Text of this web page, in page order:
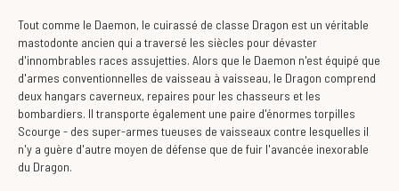
Tout comme le Daemon, le cuirassé de classe Dragon est un véritable
mastodonte ancien qui a traversé les siècles pour dévaster
d'innombrables races assujetties. Alors que le Daemon n'est équipé que
d'armes conventionnelles de vaisseau à vaisseau, le Dragon comprend
deux hangars caverneux, repaires pour les chasseurs et les
bombardiers. Il transporte également une paire d'énormes torpilles
Scourge - des super-armes tueuses de vaisseaux contre lesquelles il
n'y a guère d'autre moyen de défense que de fuir l'avancée inexorable
du Dragon.